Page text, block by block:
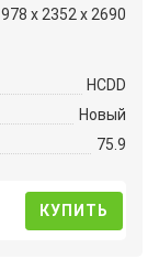
x 2352 x 2690
HCDD
Новый
75.9
КУПИТЬ